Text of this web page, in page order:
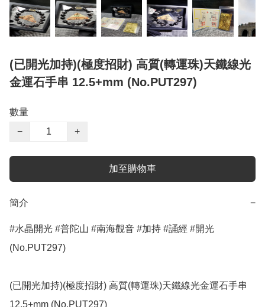
(已開光加持)(極度招財) 高質(轉運珠)天鐵線光
金運石手串 12.5+mm (No.PUT297)
數量
−
+
加至購物車
簡介 −
#水晶開光 #普陀山 #南海觀音 #加持 #誦經 #開光
(No.PUT297)
(已開光加持)(極度招財) 高質(轉運珠)天鐵線光金運石手串
12.5+mm (No.PUT297)